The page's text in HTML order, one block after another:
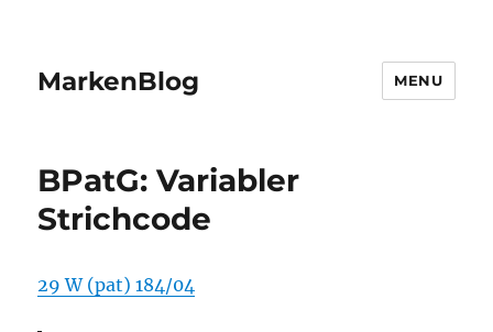
MarkenBlog MENU
BPatG: Variabler
Strichcode
29 W (pat) 184/04